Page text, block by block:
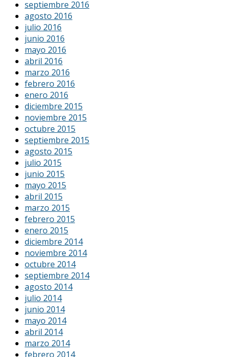
septiembre 2016
agosto 2016
julio 2016
junio 2016
mayo 2016
abril 2016
marzo 2016
febrero 2016
enero 2016
diciembre 2015
noviembre 2015
octubre 2015
septiembre 2015
agosto 2015
julio 2015
junio 2015
mayo 2015
abril 2015
marzo 2015
febrero 2015
enero 2015
diciembre 2014
noviembre 2014
octubre 2014
septiembre 2014
agosto 2014
julio 2014
junio 2014
mayo 2014
abril 2014
marzo 2014
febrero 2014